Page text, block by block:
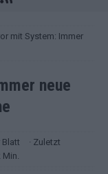
mit System: Immer
neue
· Zuletzt